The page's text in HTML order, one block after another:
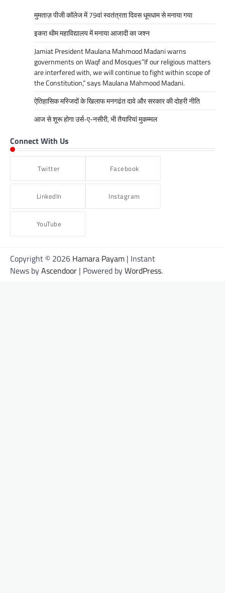
मुमताज़ पीजी कॉलेज में 79वां स्वतंत्रता दिवस धूमधाम से मनाया गया
इकरा थीम महाविद्यालय में मनाया आजादी का जश्न
Jamiat President Maulana Mahmood Madani warns
governments on Waqf and Mosques”If our religious matters
are interfered with, we will continue to fight within scope of
the Constitution,” says Maulana Mahmood Madani.
ऐतिहासिक मस्जिदों के खिलाफ मनगढंत दावे और सरकार की दोहरी नीति
आज से शूरू होगा उर्स-ए-नसीरी, भी तैयारियां मुकम्मल
Connect With Us
Twitter Facebook
LinkedIn Instagram
YouTube
Copyright © 2026 Hamara Payam | Instant
News byAscendoor | Powered byWordPress.